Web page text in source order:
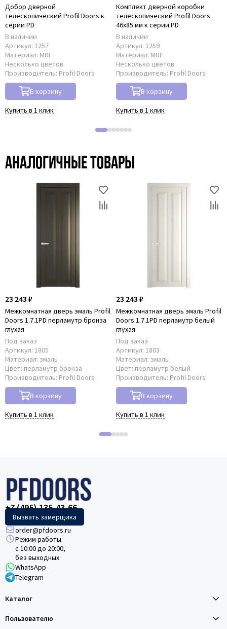
Добор дверной
телескопический Profil Doors к
серии PD
В наличии
Артикул: 1257
Материал: MDF
Несколько цветов
Производитель: Profil Doors
В корзину
Купить в 1 клик
Комплект дверной коробки
телескопический Profil Doors
46x85 мм к серии PD
В наличии
Артикул: 1259
Материал: MDF
Несколько цветов
Производитель: Profil Doors
В корзину
Купить в 1 клик
Аналогичные товары
23 243 ₽
Межкомнатная дверь эмаль Profil
Doors 1.7.1PD перламутр бронза
глухая
Под заказ
Артикул: 1805
Материал: эмаль
Цвет: перламутр бронза
Производитель: Profil Doors
В корзину
Купить в 1 клик
23 243 ₽
Межкомнатная дверь эмаль Profil
Doors 1.7.1PD перламутр белый
глухая
Под заказ
Артикул: 1803
Материал: эмаль
Цвет: перламутр белый
Производитель: Profil Doors
В корзину
Купить в 1 клик
+7 (495) 135-43-66
Вызвать замерщика
order@pfdoors.ru
Режим работы:
с 10:00 до 20:00,
без выходных
WhatsApp
Telegram
Каталог
Пользователю